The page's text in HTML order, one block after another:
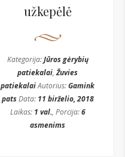
užkepėlė
Kategorija:Jūros gėrybių
patiekalai,Žuvies
patiekalaiAutorius:Gamink
patsData: 11 birželio, 2018
Laikas: 1 val., Porcija:6
asmenims